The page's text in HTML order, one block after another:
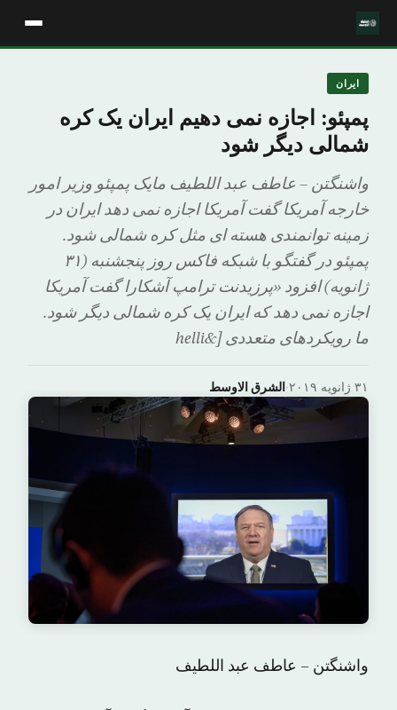
ایران
پمپئو: اجازه نمی دهیم ایران یک کره
شمالی دیگر شود
واشنگتن – عاطف عبد اللطیف مایک پمپئو وزیر امور
خارجه آمریکا گفت آمریکا اجازه نمی دهد ایران در
زمینه توانمندی هسته ای مثل کره شمالی شود.
پمپئو در گفتگو با شبکه فاکس روز پنجشنبه (۳۱
ژانویه) افزود «پرزیدنت ترامپ آشکارا گفت آمریکا
اجازه نمی دهد که ایران یک کره شمالی دیگر شود.
ما رویکردهای متعددی [&helli
الشرق الاوسط· ۳۱ ژانویه ۲۰۱۹
واشنگتن – عاطف عبد اللطیف